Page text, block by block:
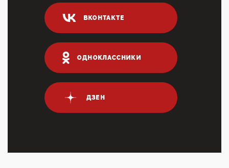
04:47, 10 Апреля 2026
ИНН для переводов по СБП это первый шаг из
логических двухЗаполнение ИНН при любых
переводах по ...
03:35, 10 Апреля 2026
Суммарное вознаграждение менеджменту в 15
крупных банках по итогам 2025 года превысило 63
03:01, 10 Апреля 2026
Террорист и убийца Буданов вальяжно сообщил,
что союзники просили Киев не наносить удары по
ВКОНТАКТЕ
ОДНОКЛАССНИКИ
ДЗЕН